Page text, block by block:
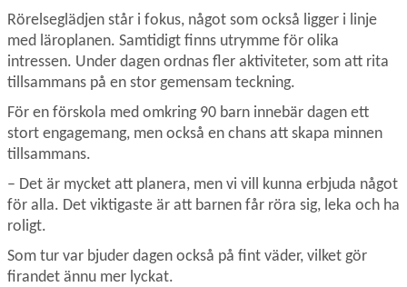
Rörelseglädjen står i fokus, något som också ligger i linje
med läroplanen. Samtidigt finns utrymme för olika
intressen. Under dagen ordnas fler aktiviteter, som att rita
tillsammans på en stor gemensam teckning.
För en förskola med omkring 90 barn innebär dagen ett
stort engagemang, men också en chans att skapa minnen
tillsammans.
– Det är mycket att planera, men vi vill kunna erbjuda något
för alla. Det viktigaste är att barnen får röra sig, leka och ha
roligt.
Som tur var bjuder dagen också på fint väder, vilket gör
firandet ännu mer lyckat.